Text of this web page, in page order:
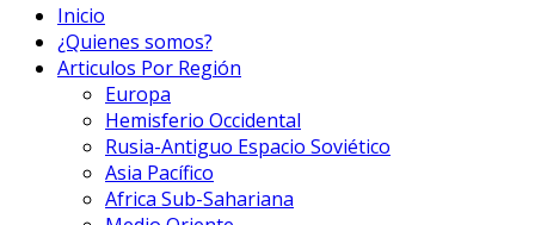
Inicio
¿Quienes somos?
Articulos Por Región
Europa
Hemisferio Occidental
Rusia-Antiguo Espacio Soviético
Asia Pacífico
Africa Sub-Sahariana